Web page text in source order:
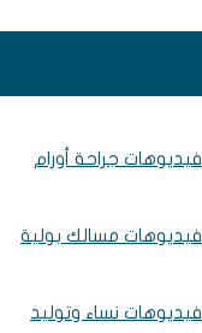
فيديوهات جراحة أورام
فيديوهات مسالك بولية
فيديوهات نساء وتوليد